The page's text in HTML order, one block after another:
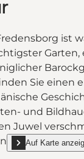
ist
Garten,
Sie einen
und
Juwel
Auf Karte
show